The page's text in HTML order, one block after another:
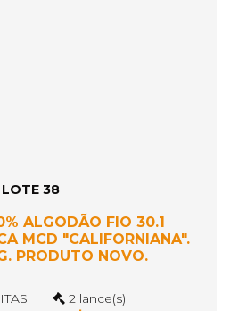
LOTE 38
ALGODÃO FIO 30.1
MCD "CALIFORNIANA".
PRODUTO NOVO.
2 lance(s)